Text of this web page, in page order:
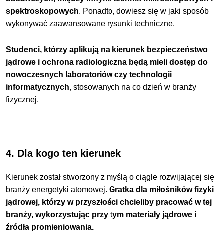
spektroskopowych. Ponadto, dowiesz się w jaki sposób
wykonywać zaawansowane rysunki techniczne.
Studenci, którzy aplikują na kierunek bezpieczeństwo
jądrowe i ochrona radiologiczna będą mieli dostęp do
nowoczesnych laboratoriów czy technologii
informatycznych, stosowanych na co dzień w branży
fizycznej.
4. Dla kogo ten kierunek
Kierunek został stworzony z myślą o ciągle rozwijającej się
branży energetyki atomowej.Gratka dla miłośników fizyki
jądrowej, którzy w przyszłości chcieliby pracować w tej
branży, wykorzystując przy tym materiały jądrowe i
źródła promieniowania.